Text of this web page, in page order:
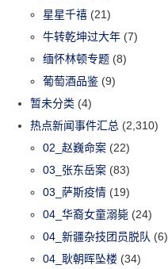
星星千禧 (21)
牛转乾坤过大年 (7)
缅怀林顿专题 (8)
葡萄酒品鉴 (9)
暂未分类 (4)
热点新闻事件汇总 (2,310)
02_赵巍命案 (22)
03_张东岳案 (83)
03_萨斯疫情 (19)
04_华裔女童溺毙 (24)
04_新疆杂技团员脱队 (6)
04_耿朝晖坠楼 (34)